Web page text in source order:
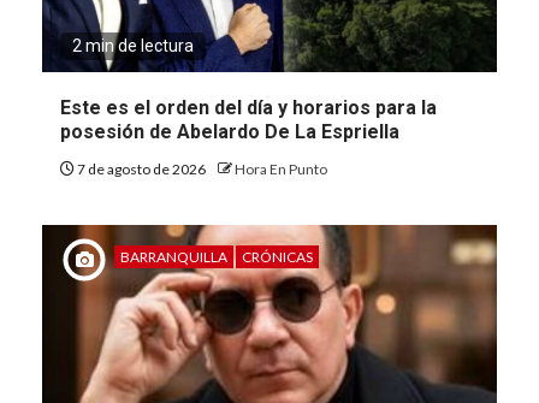
2 min de lectura
Este es el orden del día y horarios para la
posesión de Abelardo De La Espriella
7 de agosto de 2026 Hora En Punto
BARRANQUILLA CRÓNICAS